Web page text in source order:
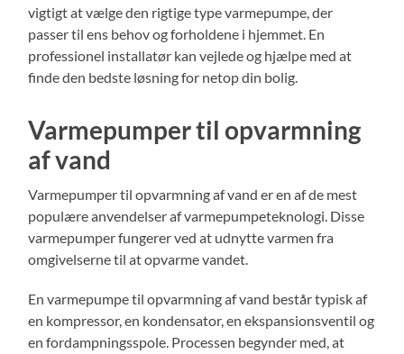
vigtigt at vælge den rigtige type varmepumpe, der
passer til ens behov og forholdene i hjemmet. En
professionel installatør kan vejlede og hjælpe med at
finde den bedste løsning for netop din bolig.
Varmepumper til opvarmning
af vand
Varmepumper til opvarmning af vand er en af de mest
populære anvendelser af varmepumpeteknologi. Disse
varmepumper fungerer ved at udnytte varmen fra
omgivelserne til at opvarme vandet.
En varmepumpe til opvarmning af vand består typisk af
en kompressor, en kondensator, en ekspansionsventil og
en fordampningsspole. Processen begynder med, at